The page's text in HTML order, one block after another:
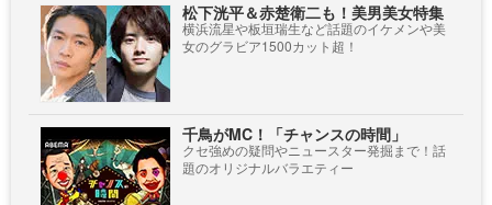
松下洸平＆赤楚衛二も！美男美女特集
横浜流星や板垣瑞生など話題のイケメンや美
女のグラビア1500カット超！
千鳥がMC！「チャンスの時間」
クセ強めの疑問やニュースター発掘まで！話
題のオリジナルバラエティー